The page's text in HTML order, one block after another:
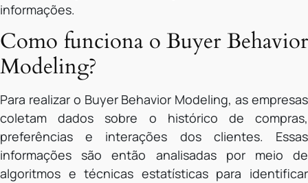
informações.
Como funciona o Buyer Behavior
Modeling?
Para realizar o Buyer Behavior Modeling, as empresas
coletam dados sobre o histórico de compras,
preferências e interações dos clientes. Essas
informações são então analisadas por meio de
algoritmos e técnicas estatísticas para identificar